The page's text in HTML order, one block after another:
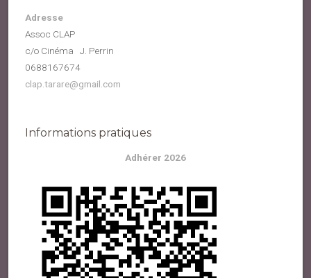
Adresse
Assoc CLAP
c/o Cinéma J. Perrin
0688167674
clap.tarare@gmail.com
Informations pratiques
Adhérer 2026